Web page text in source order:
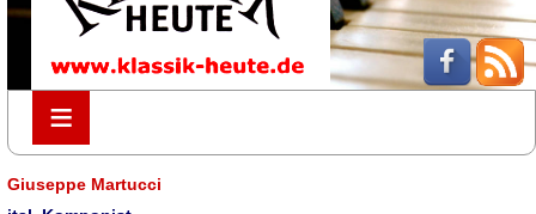
≡
≡
Giuseppe Martucci